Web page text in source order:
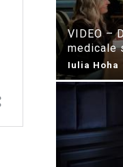
VIDEO –
medicale
Iulia Hoha